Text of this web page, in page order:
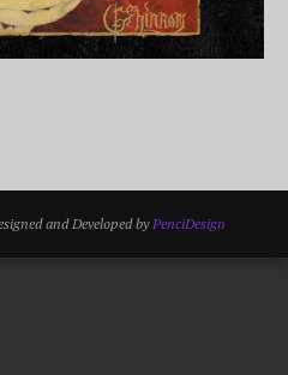
and Developed byPenciDesign